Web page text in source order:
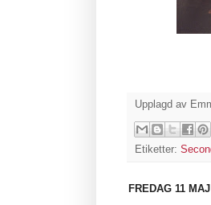
Upplagd av
Etiketter:
FREDAG 11